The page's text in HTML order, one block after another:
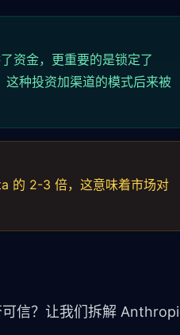
资金，更重要的是锁定了
种投资加渠道的模式后来被
的 2-3 倍，这意味着市场对
信？让我们拆解